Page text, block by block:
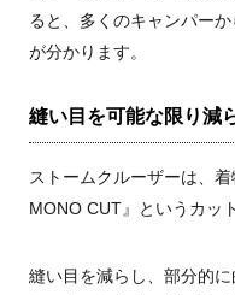
ると、多くのキャンパー
が分かります。
縫い目を可能な限り減
ストームクルーザーは、
MONO CUT』というカッ
縫い目を減らし、部分的